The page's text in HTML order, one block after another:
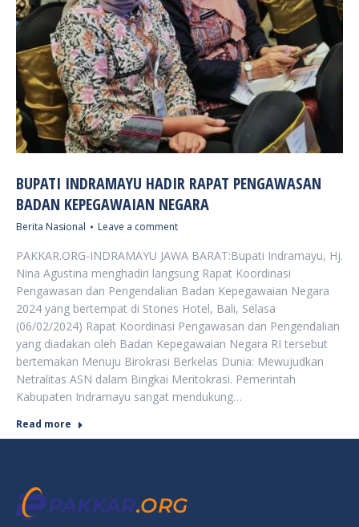
BUPATI INDRAMAYU HADIR RAPAT PENGAWASAN
BADAN KEPEGAWAIAN NEGARA
Berita Nasional Leave a comment
PAKKAR.ORG-INDRAMAYU JAWA BARAT:Bupati Indramayu, Hj.
Nina Agustina menghadiri langsung Rapat Koordinasi
Pengawasan dan Pengendalian Badan Kepegawaian Negara
2024 yang bertempat di Stones Hotel, Bali, Selasa
(06/02/2024) Rapat Koordinasi Pengawasan dan Pengendalian
yang diadakan oleh Badan Kepegawaian Negara RI tersebut
bertemakan Menuju Birokrasi Berkelas Dunia: Mewujudkan
Netralitas ASN dalam Bingkai Meritokrasi. Pemerintah
Kabupaten Indramayu sangat mendukung…
Read more